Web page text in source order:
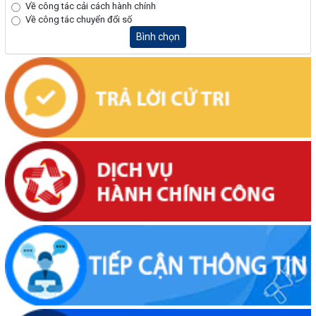
Về công tác cải cách hành chính
Về công tác chuyển đổi số
Bình chọn